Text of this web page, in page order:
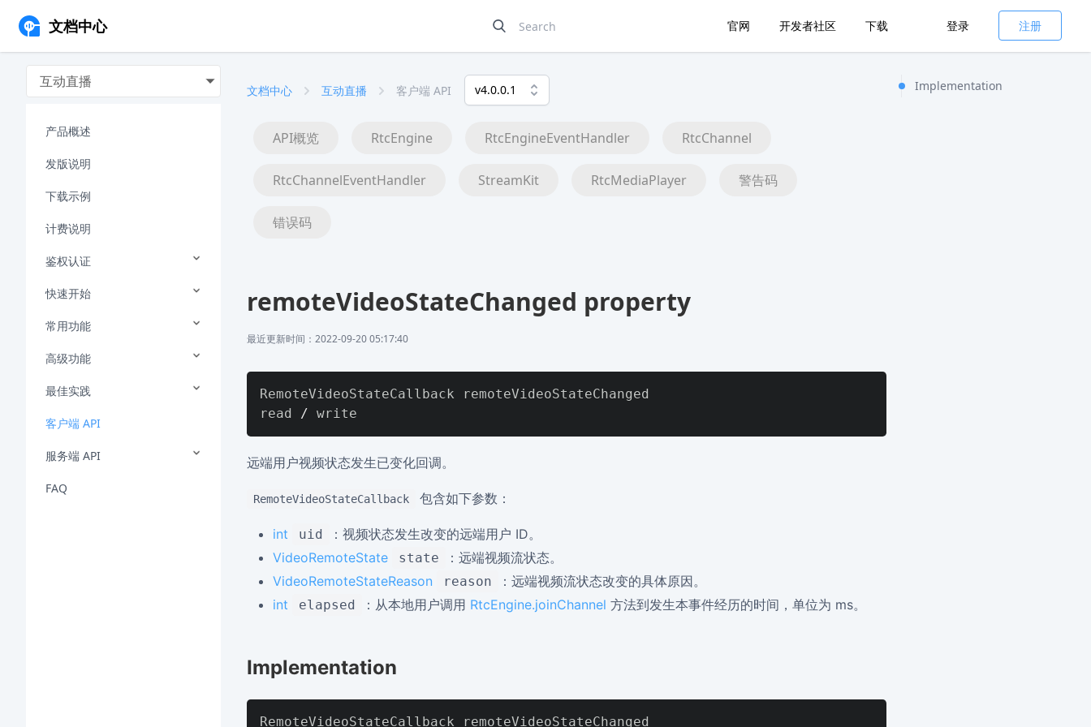
文档中心 官网 开发者社区 下载 登录 注册
互动直播
产品概述
发版说明
下载示例
计费说明
鉴权认证
快速开始
常用功能
高级功能
最佳实践
客户端 API
服务端 API
FAQ
文档中心 互动直播 客户端 API v4.0.0.1
API概览 RtcEngine RtcEngineEventHandler RtcChannel
RtcChannelEventHandler StreamKit RtcMediaPlayer 警告码
错误码
remoteVideoStateChanged property
最近更新时间：2022-09-20 05:17:40
Implementation
RemoteVideoStateCallback remoteVideoStateChanged
read /
远端用户视频状态发生已变化回调。
RemoteVideoStateCallback 包含如下参数：
int uid
：视频状态发生改变的远端用户 ID。
VideoRemoteState
state
：远端视频流状态。
VideoRemoteStateReason
reason
：远端视频流状态改变的具体原因。
int
elapsed ：从本地用户调用 RtcEngine.joinChannel 方法到发生本事件经历的时间，单位为 ms。
Implementation